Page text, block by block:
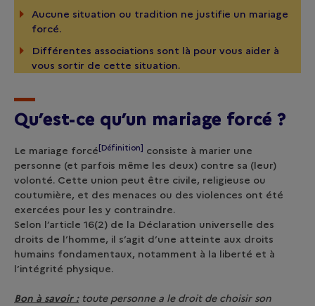
Aucune situation ou tradition ne justifie un mariage
forcé.
Différentes associations sont là pour vous aider à
vous sortir de cette situation.
Qu’est-ce qu’un mariage forcé ?
Le mariage forcé [Définition] consiste à marier une
personne (et parfois même les deux) contre sa (leur)
volonté. Cette union peut être civile, religieuse ou
coutumière, et des menaces ou des violences ont été
exercées pour les y contraindre.
Selon l’article 16(2) de la Déclaration universelle des
droits de l’homme, il s’agit d’une atteinte aux droits
humains fondamentaux, notamment à la liberté et à
l’intégrité physique.
Bon à savoir :toute personne a le droit de choisir son